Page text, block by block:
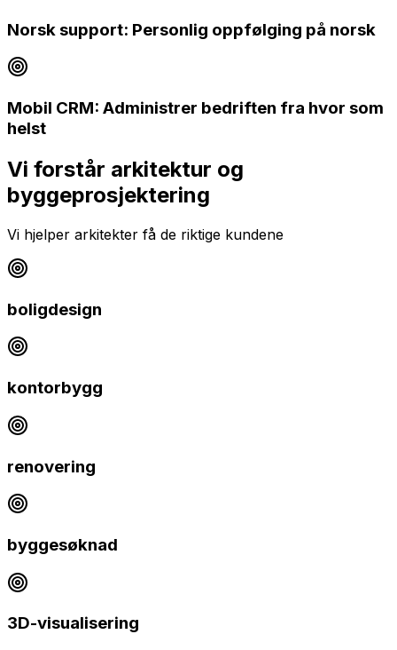
Norsk support: Personlig oppfølging på norsk
Mobil CRM: Administrer bedriften fra hvor som
helst
Vi forstår arkitektur og
byggeprosjektering
Vi hjelper arkitekter få de riktige kundene
boligdesign
kontorbygg
renovering
byggesøknad
3D-visualisering